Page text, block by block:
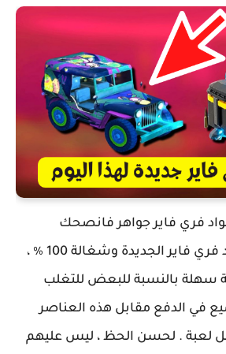
فري فاير جواهر فانصحك
باستخدام هذه اكواد فري فاير الجديدة وشغالة 100 ٪ ،
سهلة بالنسبة للبعض للتغلب
في الدفع مقابل هذه العناصر
لعبة . لحسن الحظ ، ليس عليهم